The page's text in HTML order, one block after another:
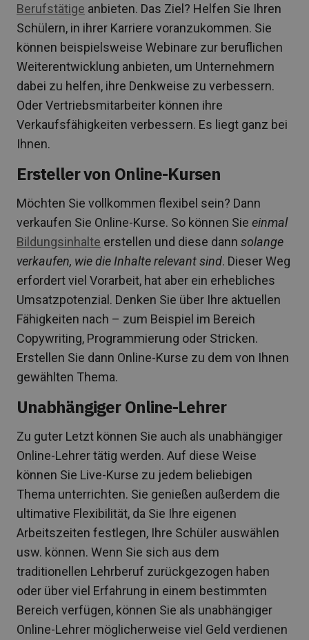
Berufstätige anbieten. Das Ziel? Helfen Sie Ihren
Schülern, in ihrer Karriere voranzukommen. Sie
können beispielsweise Webinare zur beruflichen
Weiterentwicklung anbieten, um Unternehmern
dabei zu helfen, ihre Denkweise zu verbessern.
Oder Vertriebsmitarbeiter können ihre
Verkaufsfähigkeiten verbessern. Es liegt ganz bei
Ihnen.
Ersteller von Online-Kursen
Möchten Sie vollkommen flexibel sein? Dann
verkaufen Sie Online-Kurse. So können Sie einmal
Bildungsinhalte erstellen und diese dann solange
verkaufen, wie die Inhalte relevant sind. Dieser Weg
erfordert viel Vorarbeit, hat aber ein erhebliches
Umsatzpotenzial. Denken Sie über Ihre aktuellen
Fähigkeiten nach – zum Beispiel im Bereich
Copywriting, Programmierung oder Stricken.
Erstellen Sie dann Online-Kurse zu dem von Ihnen
gewählten Thema.
Unabhängiger Online-Lehrer
Zu guter Letzt können Sie auch als unabhängiger
Online-Lehrer tätig werden. Auf diese Weise
können Sie Live-Kurse zu jedem beliebigen
Thema unterrichten. Sie genießen außerdem die
ultimative Flexibilität, da Sie Ihre eigenen
Arbeitszeiten festlegen, Ihre Schüler auswählen
usw. können. Wenn Sie sich aus dem
traditionellen Lehrberuf zurückgezogen haben
oder über viel Erfahrung in einem bestimmten
Bereich verfügen, können Sie als unabhängiger
Online-Lehrer möglicherweise viel Geld verdienen